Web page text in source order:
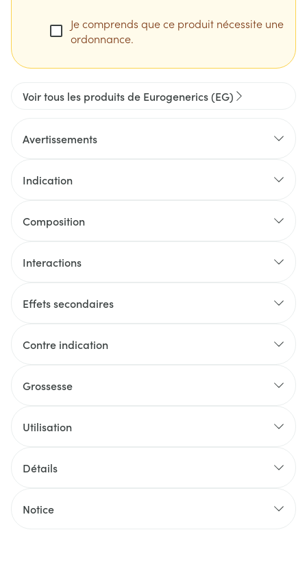
Je comprends que ce produit nécessite une
ordonnance.
Voir tous les produits de Eurogenerics (EG)
Avertissements
Indication
Composition
Interactions
Effets secondaires
Contre indication
Grossesse
Utilisation
Détails
Notice